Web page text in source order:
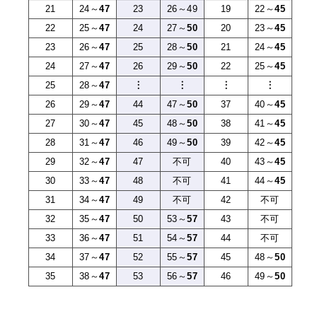
21
24～47 23 26～49 19 22～45
22
25～47 24 27～50 20 23～45
23
26～47 25 28～50 21 24～45
24
27～47 26 29～50 22 25～45
25
28～47 ︙ ︙ ︙
︙
26
29～47 44 47～50 37 40～45
27
30～47 45 48～50 38 41～45
28
31～47 46 49～50 39 42～45
29
32～47 47 不可 40 43～45
30
33～47 48 不可 41 44～45
31
34～47 49 不可 42
不可
32
35～47 50 53～57 43
不可
33
36～47 51 54～57 44
不可
34
37～47 52 55～57 45 48～50
35
38～47 53 56～57 46 49～50